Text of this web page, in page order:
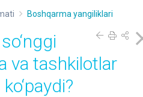
Boshqarma yangiliklari
va tashkilotlar